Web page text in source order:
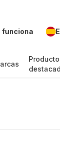
funciona